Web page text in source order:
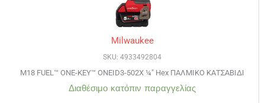
Milwaukee
SKU: 4933492804
M18 FUEL™ ONE-KEY™ ONEID3-502X ¼″ Hex ΠΑΛΜΙΚΟ ΚΑΤΣΑΒΙΔΙ
Διαθέσιμο κατόπιν παραγγελίας